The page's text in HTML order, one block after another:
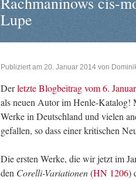
Lupe
Publiziert am 20. Januar 2014 von
Derletz­te Blog­bei­trag vom 6. Ja­nu­ar
als neuen Autor im Hen­le-Ka­ta­log!
Werke in Deutsch­land und vie­len
ge­fal­len, so dass einer kri­ti­schen
Die ers­ten Werke, die wir jetzt im
den Co­rel­li-Va­ria­tio­nen(HN 1206)